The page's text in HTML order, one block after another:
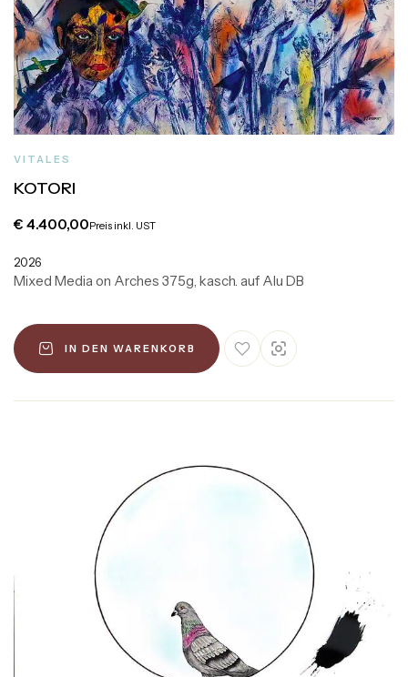
VITALES
KOTORI
€ 4.400,00Preis inkl. UST
2026
Mixed Media on Arches 375g, kasch. auf Alu DB
IN DEN WARENKORB